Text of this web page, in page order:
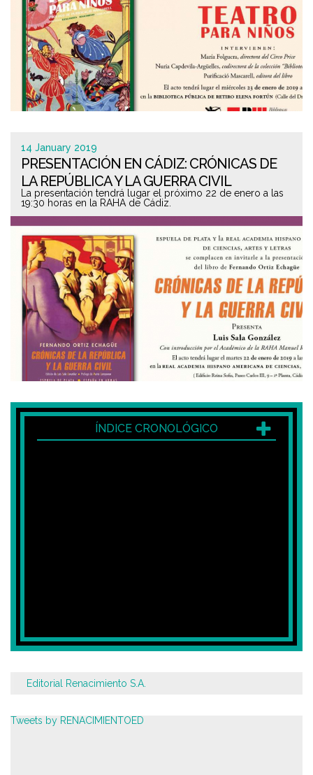
14 January 2019
PRESENTACIÓN EN CÁDIZ: CRÓNICAS DE
LA REPÚBLICA Y LA GUERRA CIVIL
La presentación tendrá lugar el próximo 22 de enero a las
19:30 horas en la RAHA de Cádiz.
ÍNDICE CRONOLÓGICO
Editorial Renacimiento S.A.
Tweets by RENACIMIENTOED